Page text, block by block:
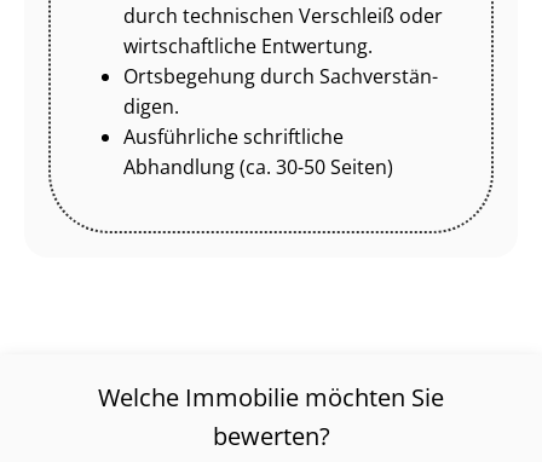
durch technischen Verschleiß oder
wirtschaftliche Entwertung.
Ortsbegehung durch Sach­ver­stän­
di­gen.
Ausführliche schriftliche
Abhandlung (ca. 30-50 Seiten)
Welche Immobilie möchten Sie
bewerten?